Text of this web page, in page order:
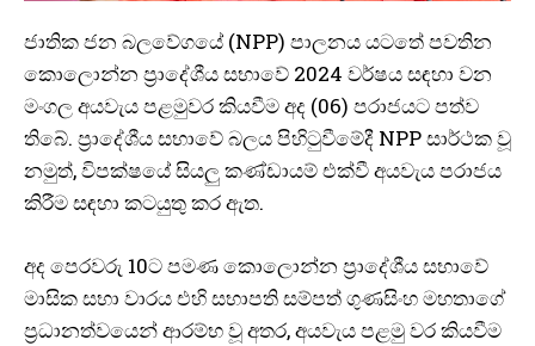
ජාතික ජන බලවේගයේ (NPP) පාලනය යටතේ පවතින
කොලොන්න ප්‍රාදේශීය සභාවේ 2024 වර්ෂය සඳහා වන
මංගල අයවැය පළමුවර කියවීම අද (06) පරාජයට පත්ව
තිබේ. ප්‍රාදේශීය සභාවේ බලය පිහිටුවීමේදී NPP සාර්ථක වූ
නමුත්, විපක්ෂයේ සියලු කණ්ඩායම් එක්වී අයවැය පරාජය
කිරීම සඳහා කටයුතු කර ඇත.
අද පෙරවරු 10ට පමණ කොලොන්න ප්‍රාදේශීය සභාවේ
මාසික සභා වාරය එහි සභාපති සම්පත් ගුණසිංහ මහතාගේ
ප්‍රධානත්වයෙන් ආරම්භ වූ අතර, අයවැය පළමු වර කියවීම